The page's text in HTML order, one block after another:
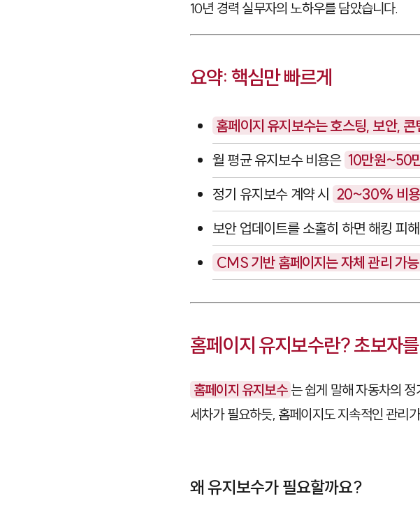
10년 경력 실무자의 노하우를 담았습니다.
요약: 핵심만 빠르게
홈페이지 유지보수는 호스팅, 보안,
월 평균 유지보수 비용은 10만원~50
정기 유지보수 계약 시 20~30% 비
보안 업데이트를 소홀히 하면 해킹 피
CMS 기반 홈페이지는 자체 관리 가능
홈페이지 유지보수란? 초보자
홈페이지 유지보수 는 쉽게 말해 자동차의
세차가 필요하듯, 홈페이지도 지속적인 관리
왜 유지보수가 필요할까요?